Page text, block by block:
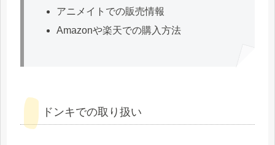
アニメイトでの販売情報
Amazonや楽天での購入方法
ドンキでの取り扱い